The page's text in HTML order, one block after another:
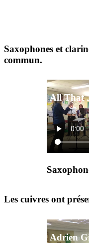
Saxophones et
commun.
All That
Les cuivres ont
Adrien